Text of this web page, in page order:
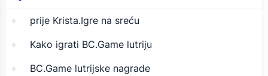
prije Krista.Igre na sreću
Kako igrati BC.Game lutriju
BC.Game lutrijske nagrade